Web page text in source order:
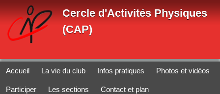
Cercle d'Activités Physiques
(CAP)
Accueil La vie du club Infos pratiques Photos et vidéos
Participer Les sections Contact et plan
Panneau de gestion des cookies